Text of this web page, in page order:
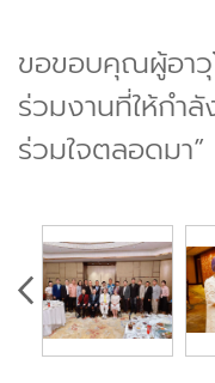
ขอขอบคุณผู้อาวุ
ร่วมงานที่ให้กำ
ร่วมใจตลอดมา”